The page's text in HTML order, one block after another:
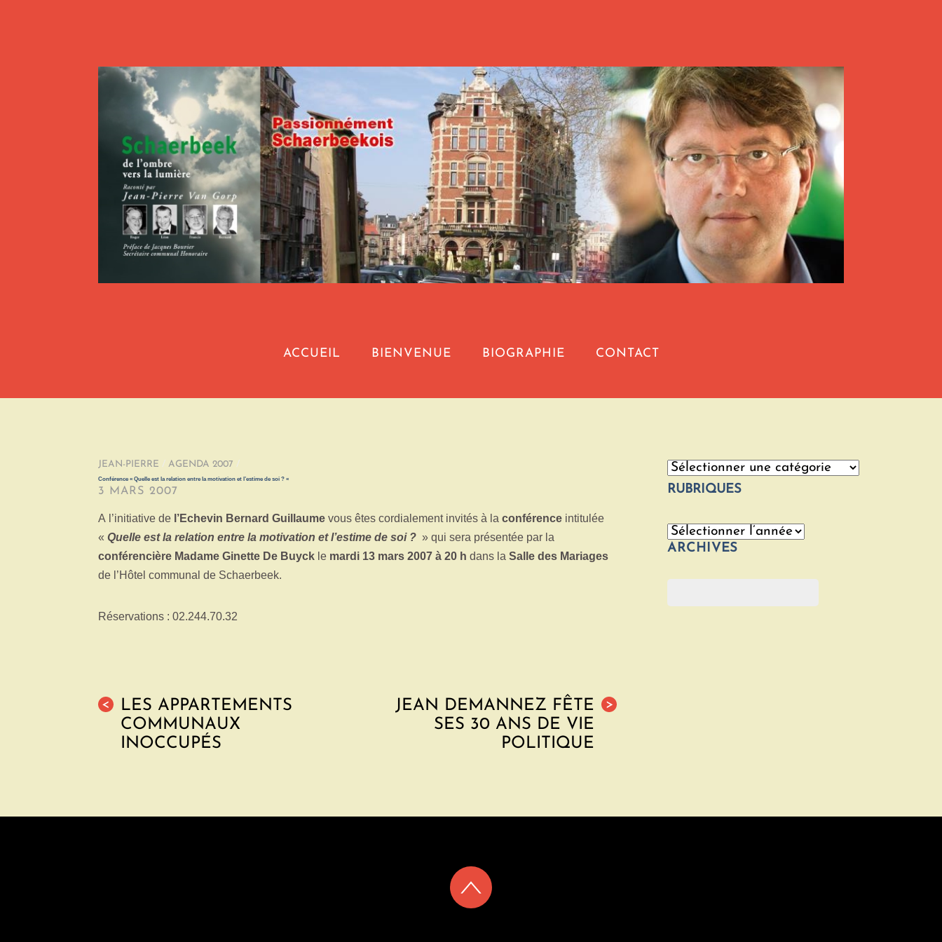
ACCUEIL BIENVENUE BIOGRAPHIE CONTACT
JEAN-PIERRE / AGENDA 2007 /
Conférence « Quelle est la relation entre la motivation et l’estime de soi ? «
3 MARS 2007
A l’initiative de l’Echevin Bernard Guillaume vous êtes cordialement invités à la conférence intitulée
« Quelle est la relation entre la motivation et l’estime de soi ? » qui sera présentée par la
conférencière Madame Ginette De Buyck le mardi 13 mars 2007 à 20 h dans la Salle des Mariages
de l’Hôtel communal de Schaerbeek.
Réservations : 02.244.70.32
<
LES APPARTEMENTS
COMMUNAUX
INOCCUPÉS
>
JEAN DEMANNEZ FÊTE
SES 30 ANS DE VIE
POLITIQUE
Catégories
RUBRIQUES
Archives
ARCHIVES